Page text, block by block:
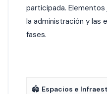
participada.
la administración y las
fases.
🏟️ Espacios e